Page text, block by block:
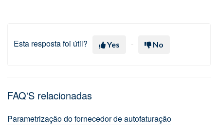
Esta resposta foi útil? Yes No
FAQ'S relacionadas
Parametrização do fornecedor de autofaturação